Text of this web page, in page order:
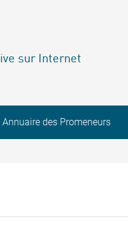
sur Internet
Annuaire des Promeneurs